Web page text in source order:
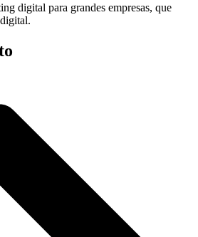
digital para grandes empresas, que